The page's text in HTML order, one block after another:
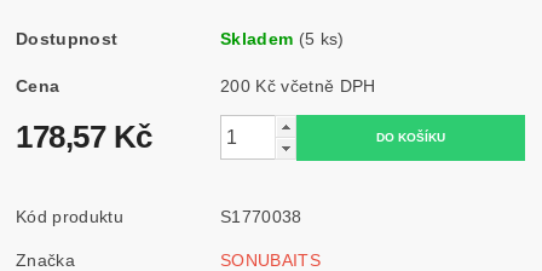
Dostupnost Skladem (5 ks)
Cena 200 Kč včetně DPH
178,57 Kč
Kód produktu S1770038
Značka SONUBAITS